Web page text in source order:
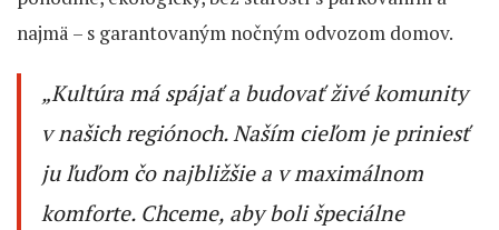
najmä – s garantovaným nočným odvozom domov.
„Kultúra má spájať a budovať živé komunity
v našich regiónoch. Naším cieľom je priniesť
ju ľuďom čo najbližšie a v maximálnom
komforte. Chceme, aby boli špeciálne